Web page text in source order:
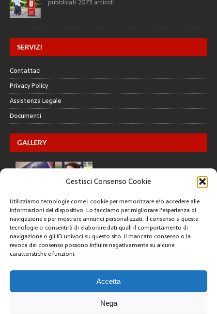
Gestisci Consenso Cookie
Utilizziamo tecnologie come i cookie per memorizzare e/o accedere alle
informazioni del dispositivo. Lo facciamo per migliorare l'esperienza di
navigazione e per mostrare annunci personalizzati. Il consenso a queste
tecnologie ci consentirà di elaborare dati quali il comportamento di
navigazione o gli ID univoci su questo sito. Il mancato consenso o la
revoca del consenso possono influire negativamente su alcune
caratteristiche e funzioni.
Accetta
Nega
pubblicati 2073 articoli
SERVIZI
Contattaci
Privacy Policy
Assistenza Legale
Documenti
GALLERY
CREATIVE COMMONS
Questa opera è concessa in licenza con i termini